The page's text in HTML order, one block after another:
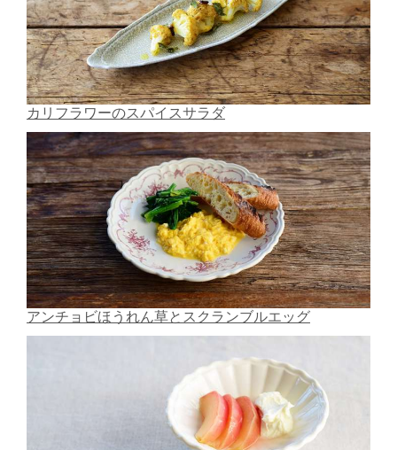
カリフラワーのスパイスサラダ
アンチョビほうれん草とスクランブルエッグ